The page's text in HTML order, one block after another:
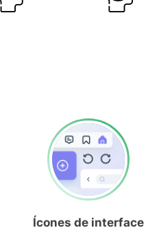
Ícones de interface